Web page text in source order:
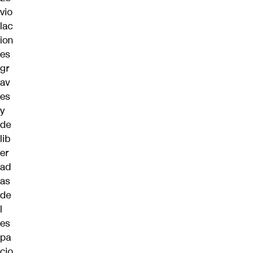
vio
lac
ion
es
gr
av
es
y
de
lib
er
ad
as
de
l
es
pa